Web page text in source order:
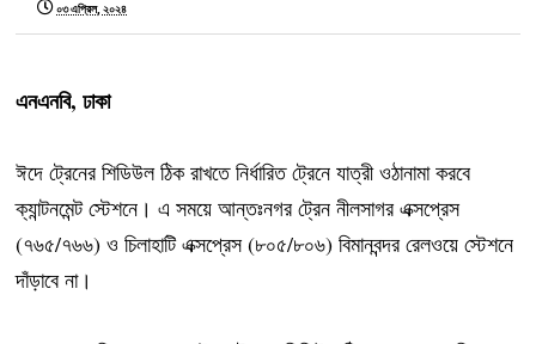
০৩ এপ্রিল, ২০২৪
এনএনবি, ঢাকা
ঈদে ট্রেনের শিডিউল ঠিক রাখতে নির্ধারিত ট্রেনে যাত্রী ওঠানামা করবে
ক্যান্টনমেন্ট স্টেশনে। এ সময়ে আন্তঃনগর ট্রেন নীলসাগর এক্সপ্রেস
(৭৬৫/৭৬৬) ও চিলাহাটি এক্সপ্রেস (৮০৫/৮০৬) বিমানবন্দর রেলওয়ে স্টেশনে
দাঁড়াবে না।